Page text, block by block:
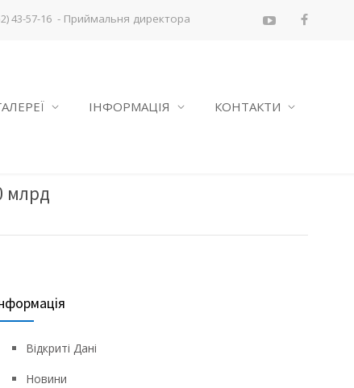
43-57-16 - Приймальня директора
ІНФОРМАЦІЯ КОНТАКТИ
млрд
Відкриті Дані
Новини